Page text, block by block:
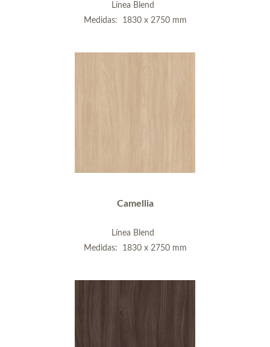
Línea Blend
Medidas: 1830 x 2750 mm
Camellia
Línea Blend
Medidas: 1830 x 2750 mm